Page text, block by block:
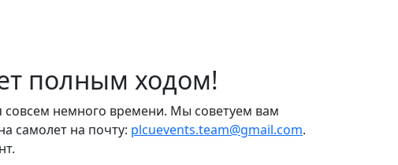
полным ходом!
совсем немного времени. Мы советуем вам
самолет на почту: plcuevents.team@gmail.com.